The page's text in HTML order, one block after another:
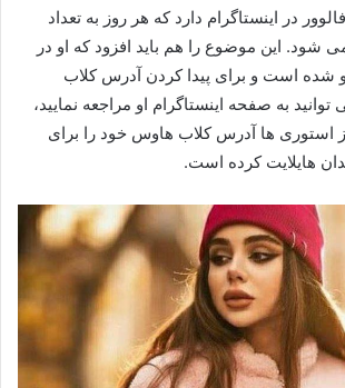
میلیون فالوور در اینستاگرام دارد که هر روز به تعداد
شود. این موضوع را هم باید افزود که او در
شده است و برای پیدا کردن آدرس کلاب
به صفحه اینستاگرام او مراجعه نمایید،
استوری ها آدرس کلاب هاوس خود را برای
هایلایت کرده است.